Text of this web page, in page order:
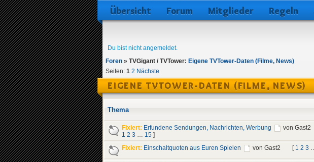
Übersicht Forum Mitglieder Regeln
Du bist nicht angemeldet.
Foren » TVGigant / TVTower: Eigene TVTower-Daten (Filme, News)
Seiten: 1 2 Nächste
EIGENE TVTOWER-DATEN (FILME, NEWS)
Thema
Fixiert: Erfundene Sendungen, Nachrichten, Werbung von Gast2
1 2 3 … 15]
Fixiert: Einschaltquoten aus Euren Spielen von Gast2 [ 1 2 3